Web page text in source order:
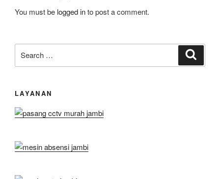
You must be logged into post a comment.
for:
LAYANAN